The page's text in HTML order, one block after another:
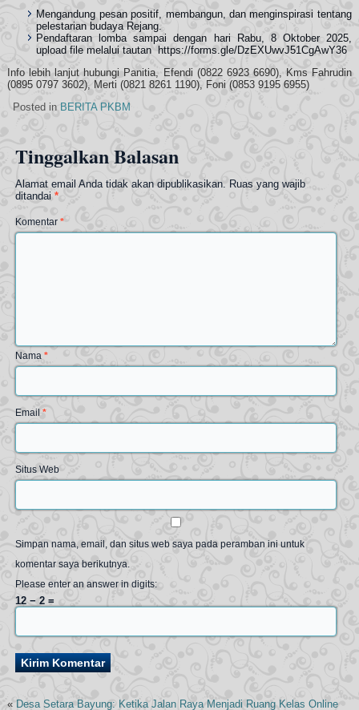
Mengandung pesan positif, membangun, dan menginspirasi tentang
pelestarian budaya Rejang.
Pendaftaran lomba sampai dengan hari Rabu, 8 Oktober 2025,
upload file melalui tautan https://forms.gle/DzEXUwvJ51CgAwY36
Info lebih lanjut hubungi Panitia, Efendi (0822 6923 6690), Kms Fahrudin
(0895 0797 3602), Merti (0821 8261 1190), Foni (0853 9195 6955)
Posted in BERITA PKBM
Tinggalkan Balasan
Alamat email Anda tidak akan dipublikasikan. Ruas yang wajib
ditandai*
Komentar*
Nama*
Email*
Situs Web
Simpan nama, email, dan situs web saya pada peramban ini untuk
komentar saya berikutnya.
Please enter an answer in digits:
12 − 2 =
« Desa Setara Bayung: Ketika Jalan Raya Menjadi Ruang Kelas Online